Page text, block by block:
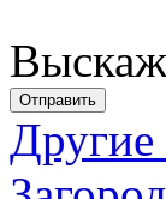
Отправить
Другие